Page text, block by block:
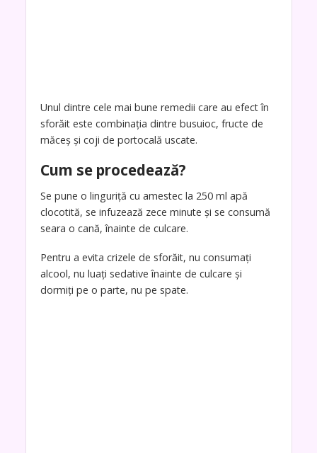
Unul dintre cele mai bune remedii care au efect în
sforăit este combinația dintre busuioc, fructe de
măceș și coji de portocală uscate.
Cum se procedează?
Se pune o linguriță cu amestec la 250 ml apă
clocotită, se infuzează zece minute și se consumă
seara o cană, înainte de culcare.
Pentru a evita crizele de sforăit, nu consumați
alcool, nu luați sedative înainte de culcare și
dormiți pe o parte, nu pe spate.